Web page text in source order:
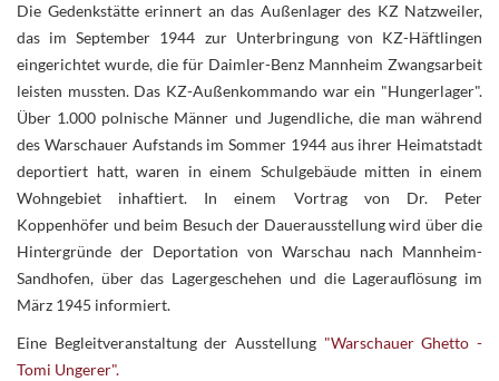
Die Gedenkstätte erinnert an das Außenlager des KZ Natzweiler,
das im September 1944 zur Unterbringung von KZ-Häftlingen
eingerichtet wurde, die für Daimler-Benz Mannheim Zwangsarbeit
leisten mussten. Das KZ-Außenkommando war ein "Hungerlager".
Über 1.000 polnische Männer und Jugendliche, die man während
des Warschauer Aufstands im Sommer 1944 aus ihrer Heimatstadt
deportiert hatt, waren in einem Schulgebäude mitten in einem
Wohngebiet inhaftiert. In einem Vortrag von Dr. Peter
Koppenhöfer und beim Besuch der Dauerausstellung wird über die
Hintergründe der Deportation von Warschau nach Mannheim-
Sandhofen, über das Lagergeschehen und die Lagerauflösung im
März 1945 informiert.
Eine Begleitveranstaltung der Ausstellung "Warschauer Ghetto-
Tomi Ungerer".